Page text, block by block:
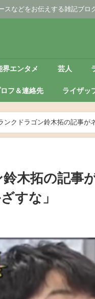
スなどをお伝えする雑記ブロ
界エンタメ 芸人
フ＆連絡先 ライザッ
ンクドラゴン鈴木拓の記事が
鈴木拓の記事
すな」